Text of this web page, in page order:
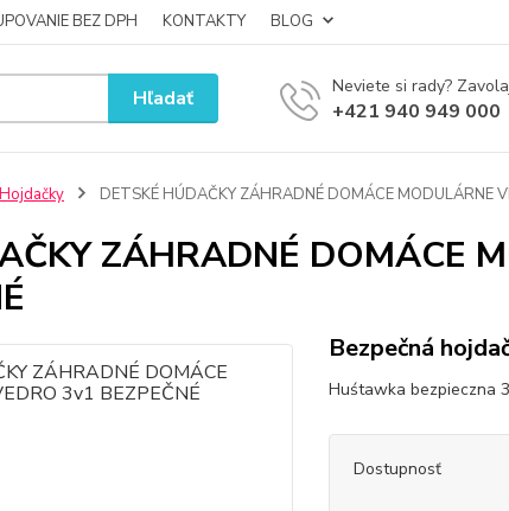
BEZ DPH KONTAKTY BLOG
Hľadať Neviete si rady?
+421 940 949 000
Hojdačky DETSKÉ HÚDAČKY ZÁHRADNÉ DOMÁCE MODULÁRNE
ZÁHRADNÉ DOMÁCE
Bezpečná
Huśtawka bezpieczna
Dostupnosť